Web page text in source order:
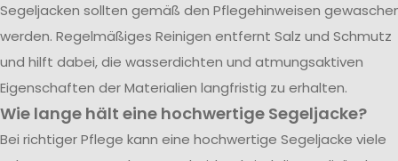
Segeljacken sollten gemäß den Pflegehinweisen
werden. Regelmäßiges Reinigen entfernt Salz und Schmutz
und hilft dabei, die wasserdichten und atmungsaktiven
Eigenschaften der Materialien langfristig zu erhalten.
Wie lange hält eine hochwertige Segeljacke?
Bei richtiger Pflege kann eine hochwertige Segeljacke viele